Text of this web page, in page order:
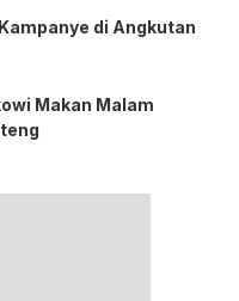
di Angkutan
Makan Malam